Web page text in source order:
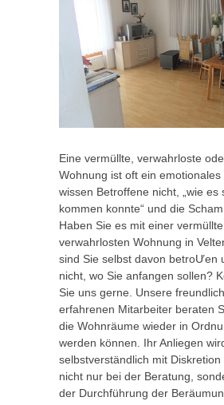
Eine vermüllte, verwahrloste
Wohnung ist oft ein
wissen Betroffene nicht, „wie es
kommen konnte“ und die
Haben Sie es mit einer
verwahrlosten Wohnung in
sind Sie selbst davon betroƯen
nicht, wo Sie anfangen sollen?
Sie uns gerne. Unsere
erfahrenen Mitarbeiter beraten
die Wohnräume wieder in
werden können. Ihr Anliegen
selbstverständlich mit Diskretion
nicht nur bei der Beratung,
der Durchführung der